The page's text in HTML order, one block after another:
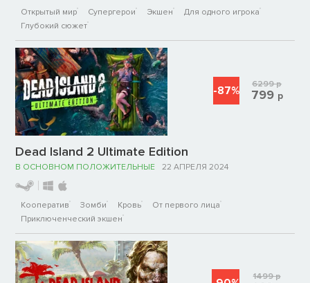
Открытый мир Супергерои Экшен
Для одного игрока
Глубокий сюжет
Dead Island 2 Ultimate Edition
В ОСНОВНОМ ПОЛОЖИТЕЛЬНЫЕ 22 АПРЕЛЯ 2024
Кооператив Зомби Кровь
От первого лица
Приключенческий экшен
-87% 6299р
799 р
1499р